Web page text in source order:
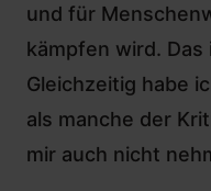
und für
kämpfen wird.
Gleichzeitig habe
als manche der
mir auch nicht